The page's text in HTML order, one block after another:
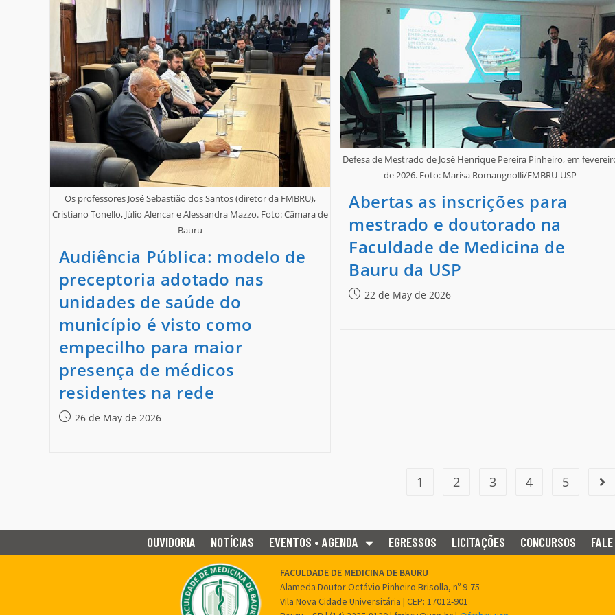
Os professores José Sebastião dos Santos (diretor da FMBRU),
Cristiano Tonello, Júlio Alencar e Alessandra Mazzo. Foto: Câmara de
Bauru
Audiência Pública: modelo de
preceptoria adotado nas
unidades de saúde do
município é visto como
empecilho para maior
presença de médicos
residentes na rede
26 de May de 2026
Defesa de Mestrado de José Henrique Pereira Pinheiro, em
de 2026. Foto: Marisa Romangnolli/FMBRU-USP
Abertas as inscrições para
mestrado e doutorado na
Faculdade de Medicina de
Bauru da USP
22 de May de 2026
1 2 3 4 5
OUVIDORIA NOTÍCIAS EVENTOS • AGENDA EGRESSOS LICITAÇÕES CONCURSOS
FACULDADE DE MEDICINA DE BAURU
Alameda Doutor Octávio Pinheiro Brisolla, nº 9-75
Vila Nova Cidade Universitária | CEP: 17012-901